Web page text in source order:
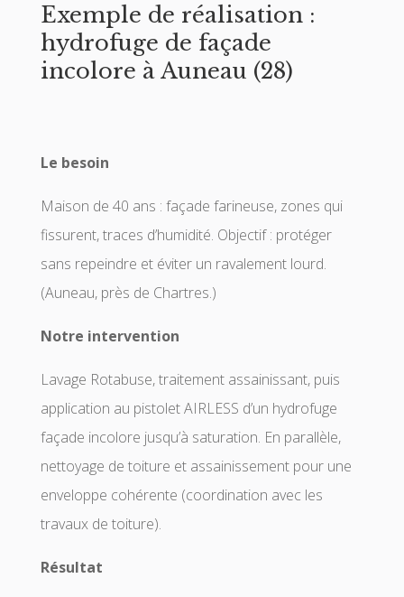
Exemple de réalisation :
hydrofuge de façade
incolore à Auneau (28)
Le besoin
Maison de 40 ans : façade farineuse, zones qui
fissurent, traces d’humidité. Objectif : protéger
sans repeindre et éviter un ravalement lourd.
(Auneau, près de Chartres.)
Notre intervention
Lavage Rotabuse, traitement assainissant, puis
application au pistolet AIRLESS d’un hydrofuge
façade incolore jusqu’à saturation. En parallèle,
nettoyage de toiture et assainissement pour une
enveloppe cohérente (coordination avec les
travaux de toiture).
Résultat